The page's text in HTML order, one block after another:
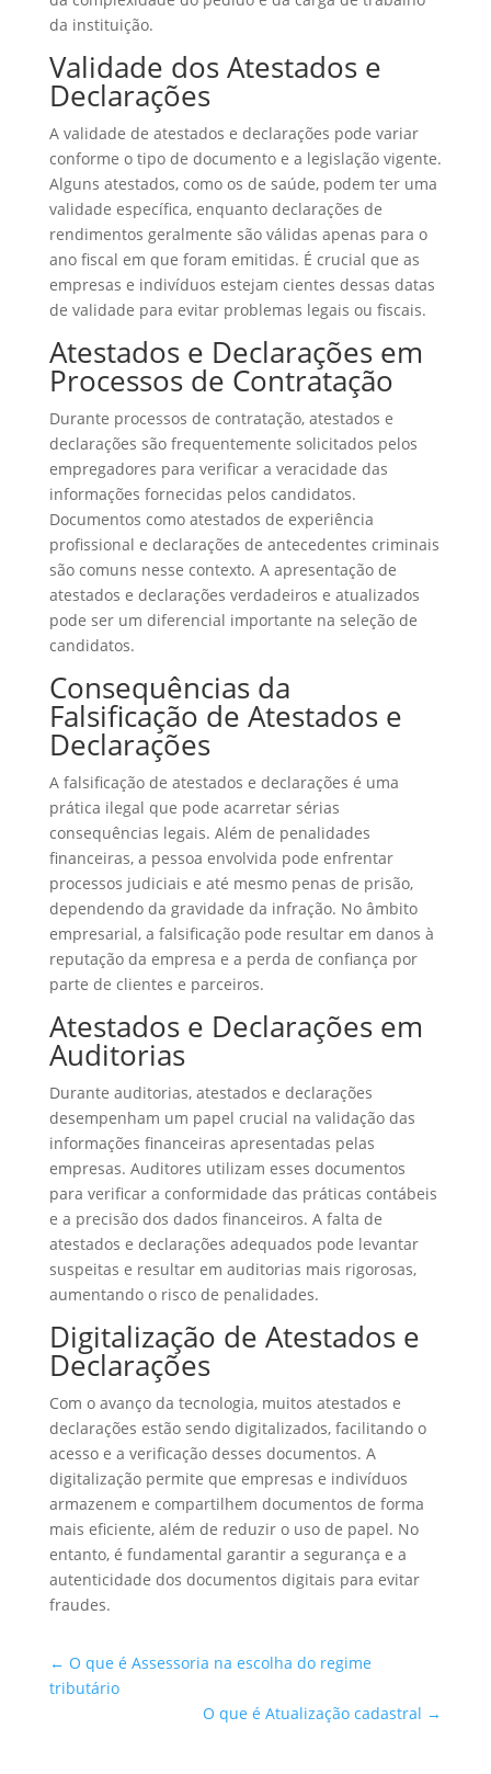
da instituição.
Validade dos Atestados e
Declarações
A validade de atestados e declarações pode variar
conforme o tipo de documento e a legislação vigente.
Alguns atestados, como os de saúde, podem ter uma
validade específica, enquanto declarações de
rendimentos geralmente são válidas apenas para o
ano fiscal em que foram emitidas. É crucial que as
empresas e indivíduos estejam cientes dessas datas
de validade para evitar problemas legais ou fiscais.
Atestados e Declarações em
Processos de Contratação
Durante processos de contratação, atestados e
declarações são frequentemente solicitados pelos
empregadores para verificar a veracidade das
informações fornecidas pelos candidatos.
Documentos como atestados de experiência
profissional e declarações de antecedentes criminais
são comuns nesse contexto. A apresentação de
atestados e declarações verdadeiros e atualizados
pode ser um diferencial importante na seleção de
candidatos.
Consequências da
Falsificação de Atestados e
Declarações
A falsificação de atestados e declarações é uma
prática ilegal que pode acarretar sérias
consequências legais. Além de penalidades
financeiras, a pessoa envolvida pode enfrentar
processos judiciais e até mesmo penas de prisão,
dependendo da gravidade da infração. No âmbito
empresarial, a falsificação pode resultar em danos à
reputação da empresa e a perda de confiança por
parte de clientes e parceiros.
Atestados e Declarações em
Auditorias
Durante auditorias, atestados e declarações
desempenham um papel crucial na validação das
informações financeiras apresentadas pelas
empresas. Auditores utilizam esses documentos
para verificar a conformidade das práticas contábeis
e a precisão dos dados financeiros. A falta de
atestados e declarações adequados pode levantar
suspeitas e resultar em auditorias mais rigorosas,
aumentando o risco de penalidades.
Digitalização de Atestados e
Declarações
Com o avanço da tecnologia, muitos atestados e
declarações estão sendo digitalizados, facilitando o
acesso e a verificação desses documentos. A
digitalização permite que empresas e indivíduos
armazenem e compartilhem documentos de forma
mais eficiente, além de reduzir o uso de papel. No
entanto, é fundamental garantir a segurança e a
autenticidade dos documentos digitais para evitar
fraudes.
← O que é Assessoria na escolha do regime
tributário
O que é Atualização cadastral →